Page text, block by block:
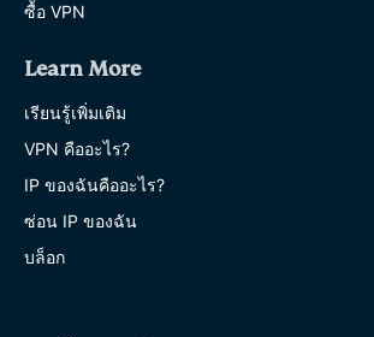
ซื้อ VPN
Learn More
เรียนรู้เพิ่มเติม
VPN คืออะไร?
IP ของฉันคืออะไร?
ซ่อน IP ของฉัน
บล็อก